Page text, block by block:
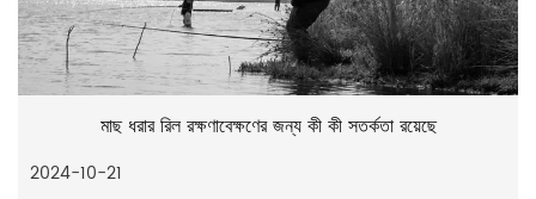
মাছ ধরার রিল রক্ষণাবেক্ষণের জন্য কী কী সতর্কতা রয়েছে
2024-10-21